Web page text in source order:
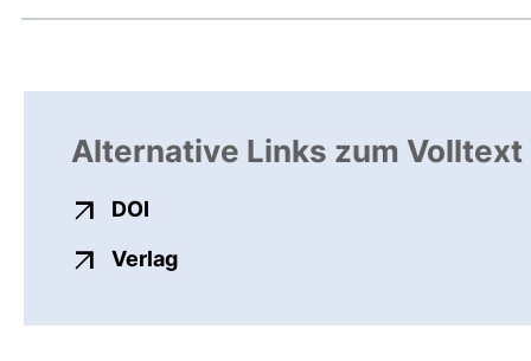
Alternative Links zum Volltext
DOI
Verlagexterner Link, öffnet neues